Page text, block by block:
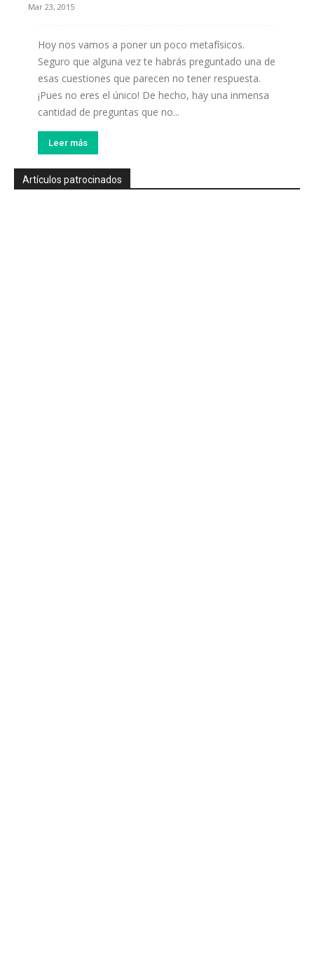
Mar 23, 2015
Hoy nos vamos a poner un poco metafísicos.
Seguro que alguna vez te habrás preguntado una de
esas cuestiones que parecen no tener respuesta.
¡Pues no eres el único! De hecho, hay una inmensa
cantidad de preguntas que no...
Leer más
Artículos patrocinados